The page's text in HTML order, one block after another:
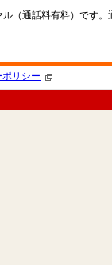
（通話料有料）です
リシー